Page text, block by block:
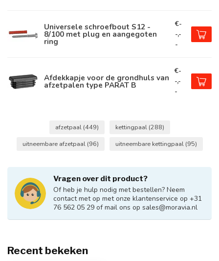
Universele schroefbout S12 -
8/100 met plug en aangegoten
ring
€-
-,-
-
Afdekkapje voor de grondhuls van
afzetpalen type PARAT B
€-
-,-
-
afzetpaal (449) kettingpaal (288)
uitneembare afzetpaal (96) uitneembare kettingpaal (95)
Vragen over dit product?
Of heb je hulp nodig met bestellen? Neem
contact met op met onze klantenservice op +31
76 562 05 29 of mail ons op sales@moravia.nl
Recent bekeken